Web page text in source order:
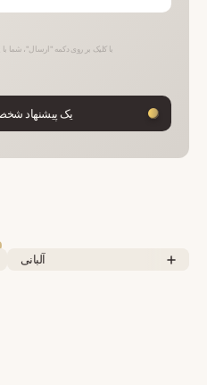
با کلیک بر روی دکمه "ارسال"، شما
یک پیشنهاد
آلبانی